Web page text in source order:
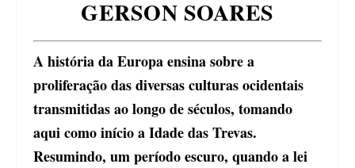
GERSON SOARES
A história da Europa ensina sobre a
proliferação das diversas culturas ocidentais
transmitidas ao longo de séculos, tomando
aqui como início a Idade das Trevas.
Resumindo, um período escuro, quando a lei